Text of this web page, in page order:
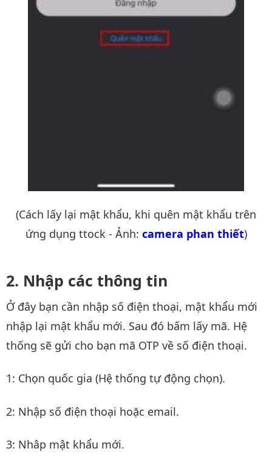
(Cách lấy lại mật khẩu, khi quên mật khẩu trên
ứng dụng ttock - Ảnh: camera phan thiết)
Nhập các thông tin
Ở đây bạn cần nhập số điện thoại, mật khẩu mới
nhập lại mật khẩu mới. Sau đó bấm lấy mã. Hệ
thống sẽ gửi cho bạn mã OTP về số điện thoại.
1: Chọn quốc gia (Hệ thống tự động chọn).
2: Nhập số điện thoại hoặc email.
3: Nhâp mật khẩu mới.